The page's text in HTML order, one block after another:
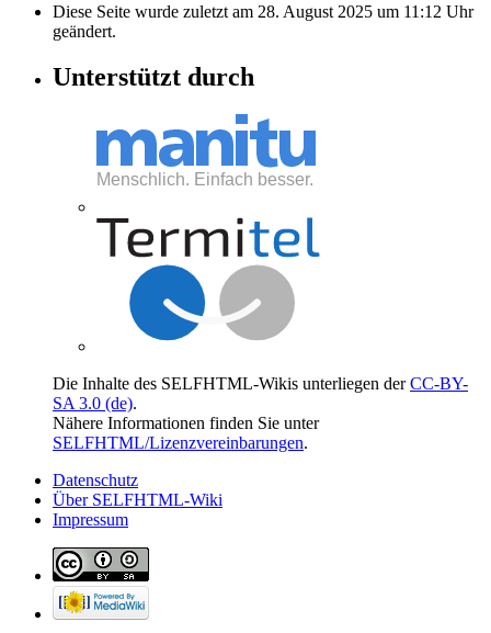
Diese Seite wurde zuletzt am 28. August 2025 um 11:12 Uhr
geändert.
Unterstützt durch
Die Inhalte des SELFHTML-Wikis unterliegen derCC-BY-
SA 3.0 (de).
Nähere Informationen finden Sie unter
SELFHTML/Lizenzvereinbarungen.
Datenschutz
Über SELFHTML-Wiki
Impressum